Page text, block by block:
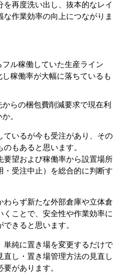
を再度洗い出し、抜本的なレイ
作業効率の向上につながりま
ル稼働していた生産ライン
稼働率が大幅に落ちているも
らの梱包費削減要求で現在利
。
ているが今も受注があり、その
もあると思います。
要望および稼働率から設置場所
・受注中止）を総合的に判断す
わらず新たな外部倉庫や立体倉
くことで、安全性や作業効率に
きると思います。
単純に置き場を変更するだけで
直し・置き場管理方法の見直し
があります。